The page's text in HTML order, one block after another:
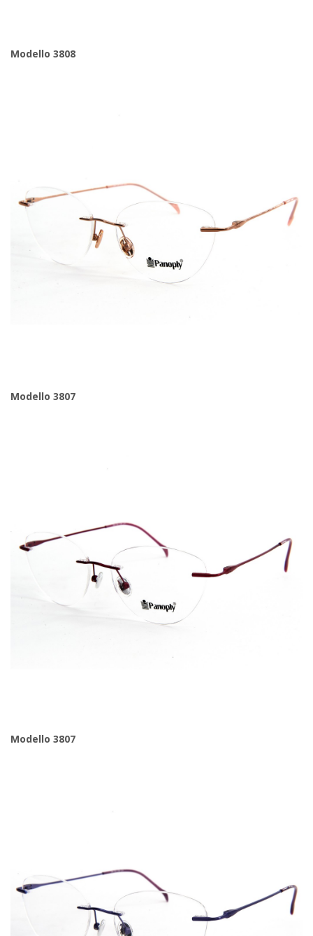
Modello 3808
Modello 3807
Modello 3807